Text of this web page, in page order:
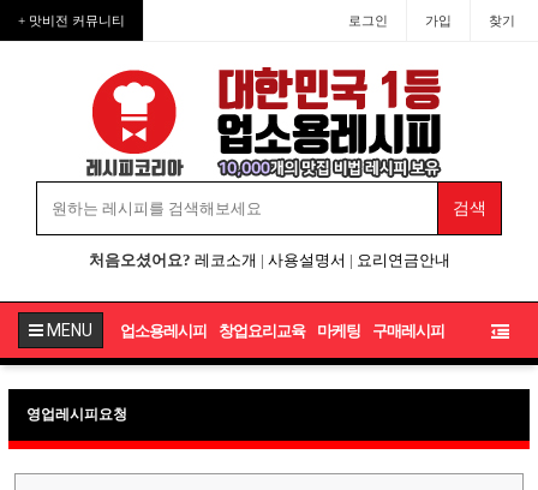
+ 맛비전 커뮤니티 로그인 가입 찾기
처음오셨어요? 레코소개 | 사용설명서 | 요리연금안내
MENU 업소용레시피 창업요리교육 마케팅 구매레시피
영업레시피요청